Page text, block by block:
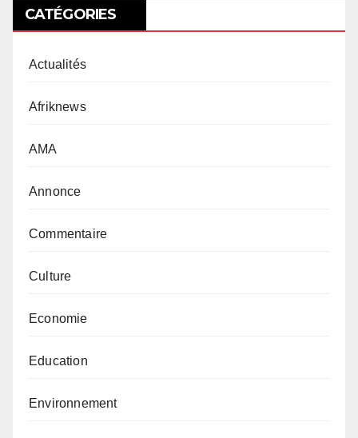
CATÉGORIES
Actualités
Afriknews
AMA
Annonce
Commentaire
Culture
Economie
Education
Environnement